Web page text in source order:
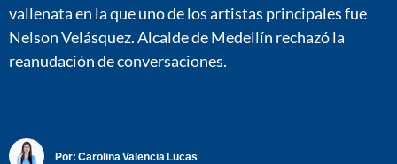
vallenata en la que uno de los artistas principales fue
Nelson Velásquez. Alcalde de Medellín rechazó la
reanudación de conversaciones.
Por: Carolina Valencia Lucas